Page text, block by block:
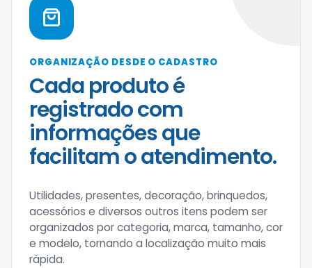
ORGANIZAÇÃO DESDE O CADASTRO
Cada produto é
registrado com
informações que
facilitam o atendimento.
Utilidades, presentes, decoração, brinquedos,
acessórios e diversos outros itens podem ser
organizados por categoria, marca, tamanho, cor
e modelo, tornando a localização muito mais
rápida.